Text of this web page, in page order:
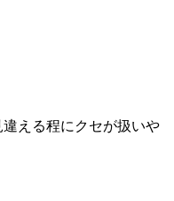
える程にクセが扱いや